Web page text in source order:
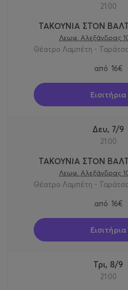
21:00
ΤΑΚΟΥΝΙΑ ΣΤΟΝ
Λεωφ. Αλεξάνδρας
Θέατρο Λαμπέτη -
από 16€
Εισιτήρια
Δευ, 7/9
21:00
ΤΑΚΟΥΝΙΑ ΣΤΟΝ
Λεωφ. Αλεξάνδρας
Θέατρο Λαμπέτη -
από 16€
Εισιτήρια
Τρι, 8/9
21:00